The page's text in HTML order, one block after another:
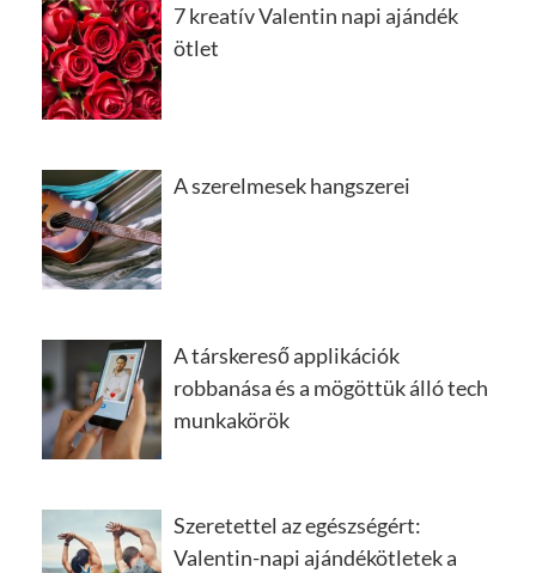
7 kreatív Valentin napi ajándék
ötlet
A szerelmesek hangszerei
A társkereső applikációk
robbanása és a mögöttük álló tech
munkakörök
Szeretettel az egészségért:
Valentin-napi ajándékötletek a